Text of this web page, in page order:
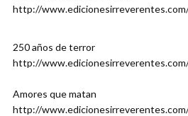
http://
250 años de terror
http://
Amores que matan
http://